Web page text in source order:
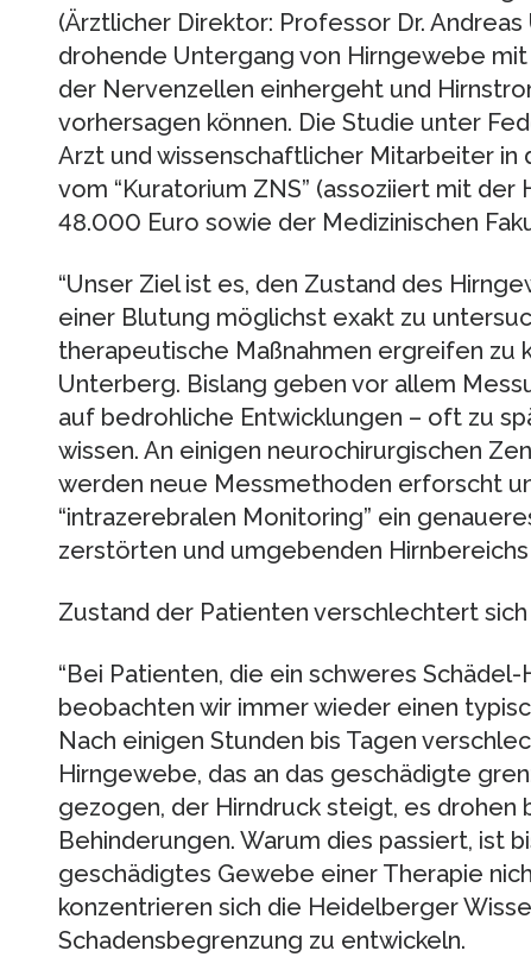
(Ärztlicher Direktor: Professor Dr.
drohende Untergang von Hirngewebe
der Nervenzellen einhergeht und
vorhersagen können. Die Studie unter
Arzt und wissenschaftlicher Mitarbeiter in
vom “Kuratorium ZNS” (assoziiert mit
48.000 Euro sowie der Medizinischen
“Unser Ziel ist es, den Zustand des
einer Blutung möglichst exakt zu
therapeutische Maßnahmen ergreifen zu
Unterberg. Bislang geben vor allem
auf bedrohliche Entwicklungen – oft zu
wissen. An einigen neurochirurgischen
werden neue Messmethoden erforscht
“intrazerebralen Monitoring” ein
zerstörten und umgebenden
Zustand der Patienten verschlechtert
“Bei Patienten, die ein schweres
beobachten wir immer wieder einen
Nach einigen Stunden bis Tagen
Hirngewebe, das an das geschädigte
gezogen, der Hirndruck steigt, es drohen
Behinderungen. Warum dies passiert, ist
geschädigtes Gewebe einer Therapie
konzentrieren sich die Heidelberger
Schadensbegrenzung zu entwickeln.